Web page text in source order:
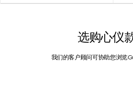
选购心仪
我们的客户顾问可协助您浏览